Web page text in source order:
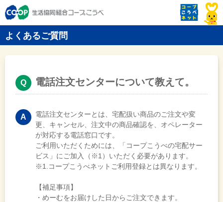
よくあるご質問
電話注文センターについて教えて。
電話注文センターとは、宅配扱い商品のご注文や変
更、キャンセル、注文中の商品確認を、オペレーター
が対応する電話窓口です。
ご利用いただくためには、「コープこうべの宅配サー
ビス」にご加入（※1）いただく必要があります。
※1.コープこうべネットご利用登録とは異なります。
【補足事項】
・めーむをお届けした日からご注文できます。